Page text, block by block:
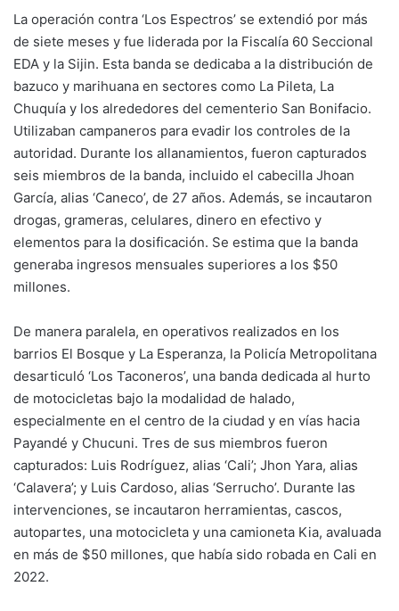
La operación contra ‘Los Espectros’ se extendió por más
de siete meses y fue liderada por la Fiscalía 60 Seccional
EDA y la Sijin. Esta banda se dedicaba a la distribución de
bazuco y marihuana en sectores como La Pileta, La
Chuquía y los alrededores del cementerio San Bonifacio.
Utilizaban campaneros para evadir los controles de la
autoridad. Durante los allanamientos, fueron capturados
seis miembros de la banda, incluido el cabecilla Jhoan
García, alias ‘Caneco’, de 27 años. Además, se incautaron
drogas, grameras, celulares, dinero en efectivo y
elementos para la dosificación. Se estima que la banda
generaba ingresos mensuales superiores a los $50
millones.
De manera paralela, en operativos realizados en los
barrios El Bosque y La Esperanza, la Policía Metropolitana
desarticuló ‘Los Taconeros’, una banda dedicada al hurto
de motocicletas bajo la modalidad de halado,
especialmente en el centro de la ciudad y en vías hacia
Payandé y Chucuni. Tres de sus miembros fueron
capturados: Luis Rodríguez, alias ‘Cali’; Jhon Yara, alias
‘Calavera’; y Luis Cardoso, alias ‘Serrucho’. Durante las
intervenciones, se incautaron herramientas, cascos,
autopartes, una motocicleta y una camioneta Kia, avaluada
en más de $50 millones, que había sido robada en Cali en
2022.